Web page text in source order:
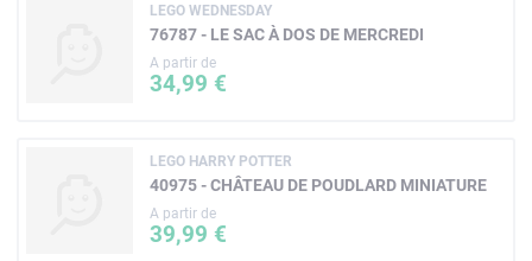
LEGO WEDNESDAY
76787 - LE SAC À DOS DE MERCREDI
A partir de
34,99 €
LEGO HARRY POTTER
40975 - CHÂTEAU DE POUDLARD MINIATURE
A partir de
39,99 €